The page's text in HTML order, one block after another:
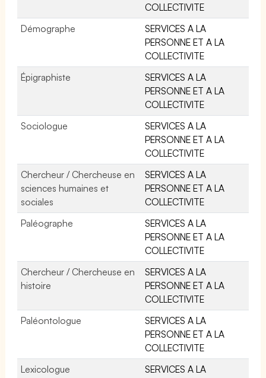
COLLECTIVITE
Démographe
SERVICES A LA
PERSONNE ET A LA
COLLECTIVITE
Épigraphiste
SERVICES A LA
PERSONNE ET A LA
COLLECTIVITE
Sociologue
SERVICES A LA
PERSONNE ET A LA
COLLECTIVITE
Chercheur / Chercheuse en
sciences humaines et
sociales
SERVICES A LA
PERSONNE ET A LA
COLLECTIVITE
Paléographe
SERVICES A LA
PERSONNE ET A LA
COLLECTIVITE
Chercheur / Chercheuse en
histoire
SERVICES A LA
PERSONNE ET A LA
COLLECTIVITE
Paléontologue
SERVICES A LA
PERSONNE ET A LA
COLLECTIVITE
Lexicologue
SERVICES A LA